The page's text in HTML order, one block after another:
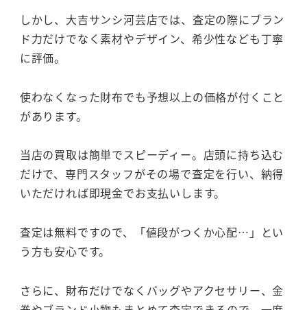
しかし、大吉サンシ河芸店では、査定の際にブラン
ド力だけでなく素材やデザイン、希少性なども丁寧
に評価。
使わなくなった財布でも予想以上の価格が付くこと
があります。
当店の買取は簡単でスピーディー。店頭に持ち込む
だけで、専門スタッフがその場で査定を行い、納得
いただければ即現金でお支払いします。
査定は無料ですので、「値段がつくか心配…」とい
う方も安心です。
さらに、財布だけでなくバッグやアクセサリー、金